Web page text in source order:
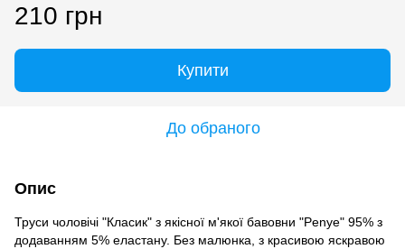
210 грн
Купити
До обраного
Опис
Труси чоловічі "Класик" з якісної м'якої бавовни "Penye" ​​95% з
додаванням 5% еластану. Без малюнка, з красивою яскравою